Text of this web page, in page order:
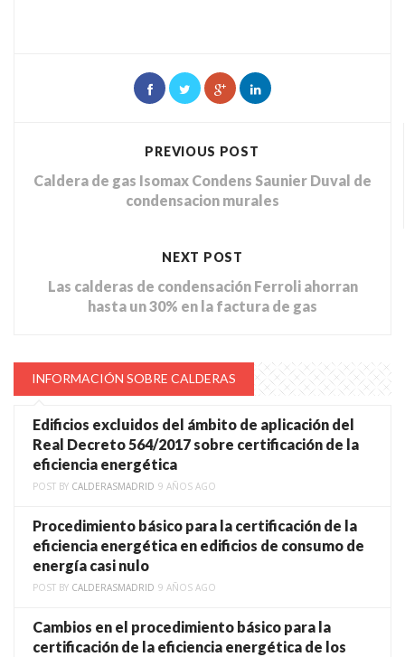
PREVIOUS POST
Caldera de gas Isomax Condens Saunier Duval de
condensacion murales
NEXT POST
Las calderas de condensación Ferroli ahorran
hasta un 30% en la factura de gas
INFORMACIÓN SOBRE CALDERAS
Edificios excluidos del ámbito de aplicación del
Real Decreto 564/2017 sobre certificación de la
eficiencia energética
POST BY CALDERASMADRID 9 AÑOS AGO
Procedimiento básico para la certificación de la
eficiencia energética en edificios de consumo de
energía casi nulo
POST BY CALDERASMADRID 9 AÑOS AGO
Cambios en el procedimiento básico para la
certificación de la eficiencia energética de los